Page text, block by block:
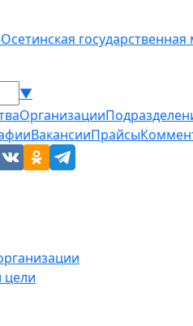
▼
Организации
ВакансииПрайсы
цели